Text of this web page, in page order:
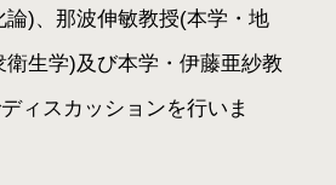
論)、那波伸敏教授(本学・地
生学)及び本学・伊藤亜紗教
ィスカッションを行いま